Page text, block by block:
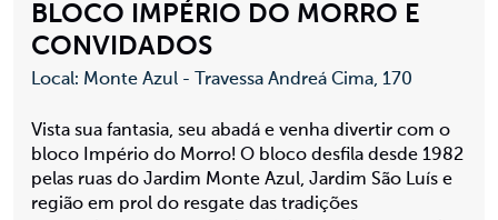
BLOCO IMPÉRIO DO MORRO E
CONVIDADOS
Local: Monte Azul - Travessa Andreá Cima, 170
Vista sua fantasia, seu abadá e venha divertir com o
bloco Império do Morro! O bloco desfila desde 1982
pelas ruas do Jardim Monte Azul, Jardim São Luís e
região em prol do resgate das tradições